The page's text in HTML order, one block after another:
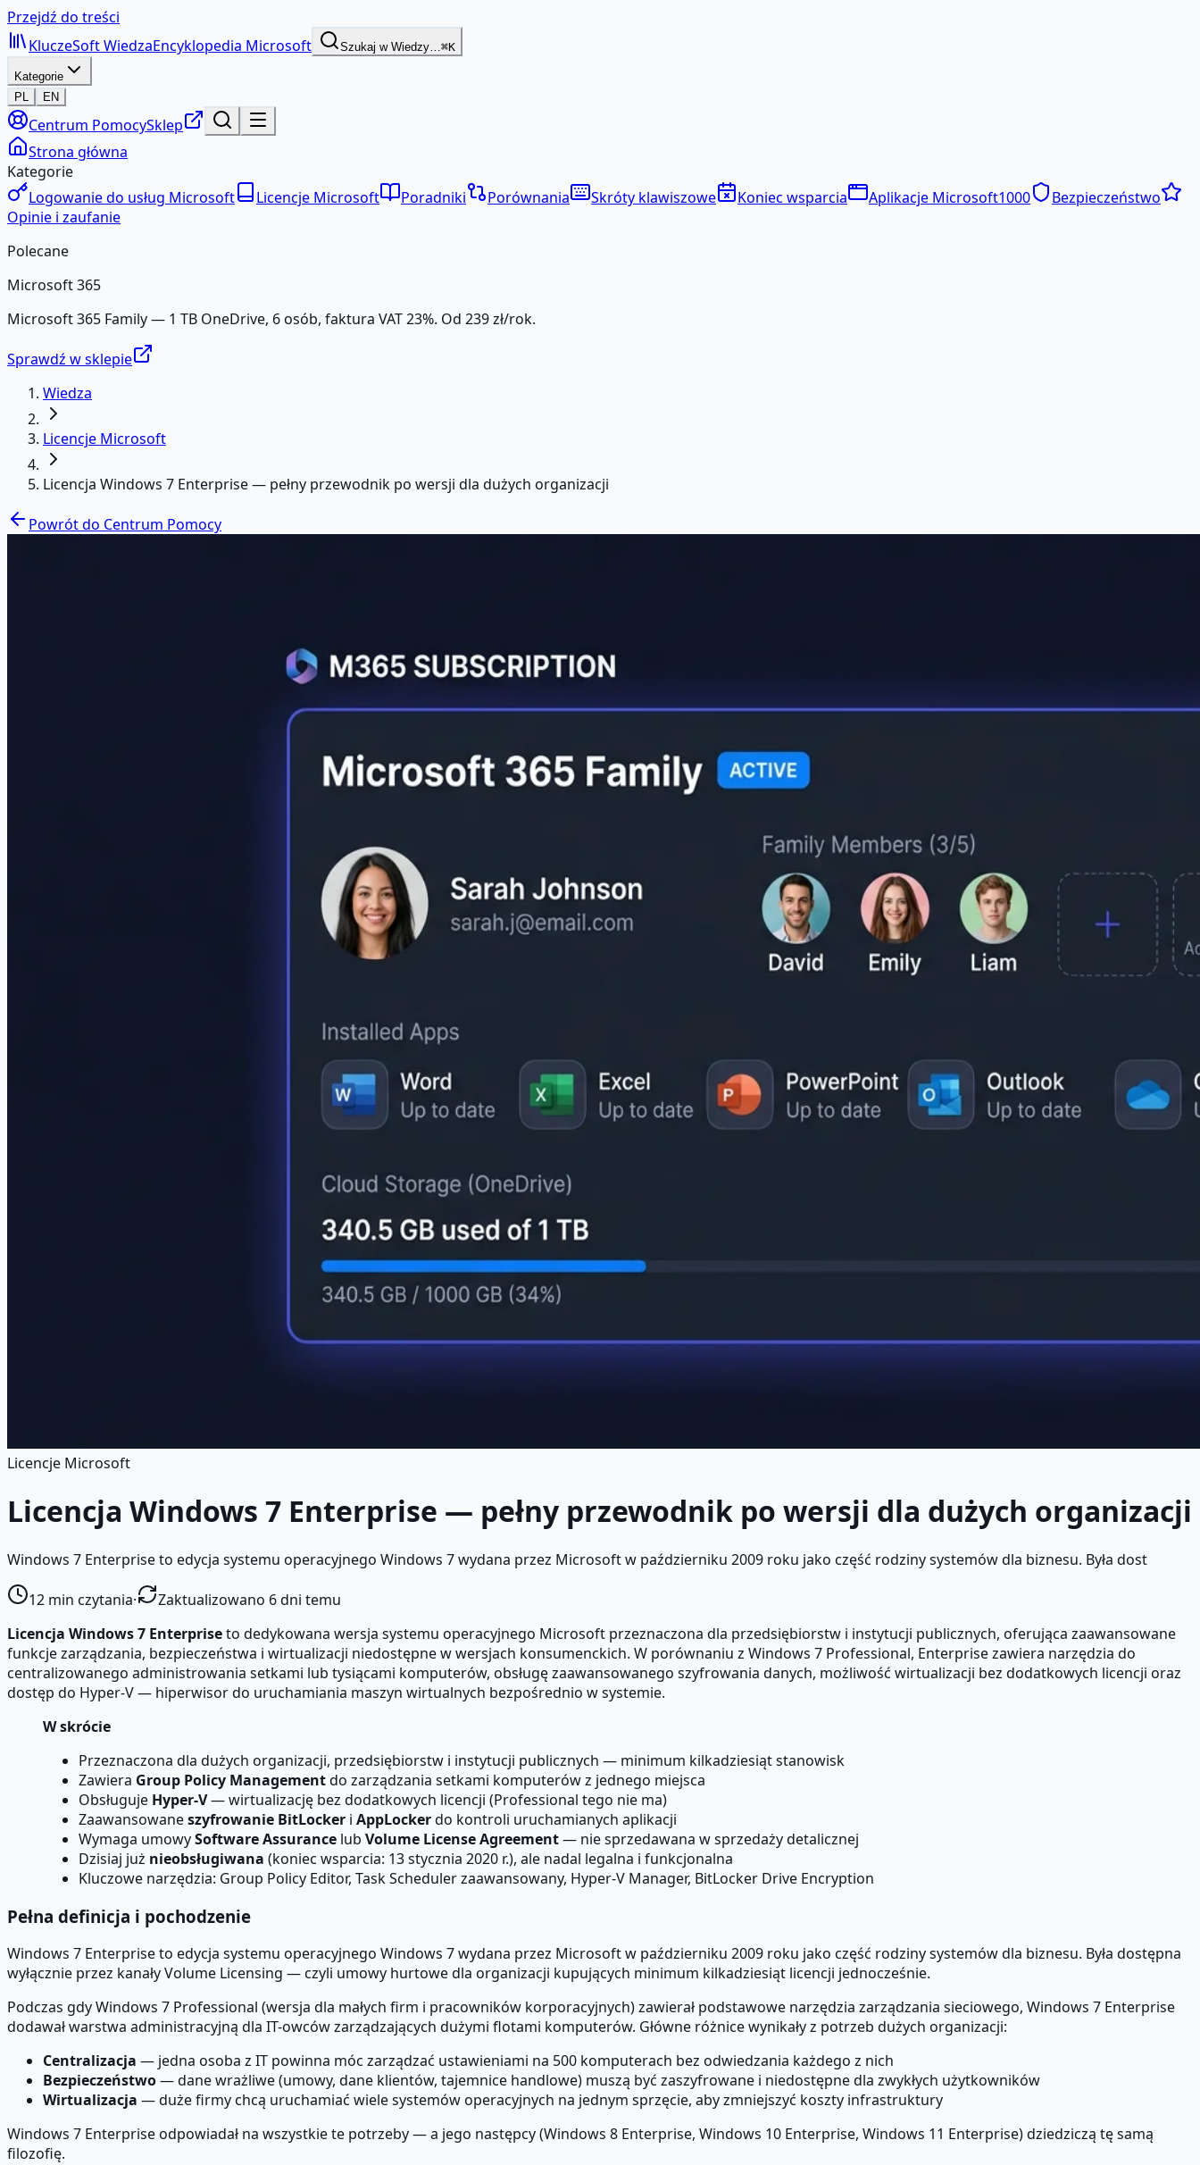
Przejdź do treści
KluczeSoftWiedzaEncyklopedia Microsoft Szukaj w Wiedzy…⌘K
Kategorie
PL
EN
Centrum PomocySklep
Strona główna
Kategorie
Logowanie do usług Microsoft
Licencje Microsoft Poradniki Porównania Skróty klawiszowe Koniec wsparcia Aplikacje Microsoft1000
Bezpieczeństwo
Opinie i zaufanie
Polecane
Microsoft 365
Microsoft 365 Family — 1 TB OneDrive, 6 osób, faktura VAT 23%. Od 239 zł/rok.
Sprawdź w sklepie
Wiedza
Licencje Microsoft
Licencja Windows 7 Enterprise — pełny przewodnik po wersji dla dużych organizacji
Powrót do Centrum Pomocy
Licencje Microsoft
Licencja Windows 7 Enterprise — pełny przewodnik po wersji dla dużych organizacji
Windows 7 Enterprise to edycja systemu operacyjnego Windows 7 wydana przez Microsoft w październiku 2009 roku jako część rodziny systemów dla biznesu. Była dost
12 min czytania·
Zaktualizowano 6 dni temu
Licencja Windows 7 Enterpriseto dedykowana wersja systemu operacyjnego Microsoft przeznaczona dla przedsiębiorstw i instytucji publicznych, oferująca zaawansowane
funkcje zarządzania, bezpieczeństwa i wirtualizacji niedostępne w wersjach konsumenckich. W porównaniu z Windows 7 Professional, Enterprise zawiera narzędzia do
centralizowanego administrowania setkami lub tysiącami komputerów, obsługę zaawansowanego szyfrowania danych, możliwość wirtualizacji bez dodatkowych licencji oraz
dostęp do Hyper-V — hiperwisor do uruchamiania maszyn wirtualnych bezpośrednio w systemie.
W skrócie
Przeznaczona dla dużych organizacji, przedsiębiorstw i instytucji publicznych — minimum kilkadziesiąt stanowisk
Zawiera Group Policy Managementdo zarządzania setkami komputerów z jednego miejsca
Obsługuje Hyper-V— wirtualizację bez dodatkowych licencji (Professional tego nie ma)
Zaawansowaneszyfrowanie BitLocker i AppLockerdo kontroli uruchamianych aplikacji
Wymaga umowySoftware Assurance lub Volume License Agreement— nie sprzedawana w sprzedaży detalicznej
Dzisiaj już nieobsługiwana (koniec wsparcia: 13 stycznia 2020 r.), ale nadal legalna i funkcjonalna
Kluczowe narzędzia: Group Policy Editor, Task Scheduler zaawansowany, Hyper-V Manager, BitLocker Drive Encryption
Pełna definicja i pochodzenie
Windows 7 Enterprise to edycja systemu operacyjnego Windows 7 wydana przez Microsoft w październiku 2009 roku jako część rodziny systemów dla biznesu. Była dostępna
wyłącznie przez kanały Volume Licensing — czyli umowy hurtowe dla organizacji kupujących minimum kilkadziesiąt licencji jednocześnie.
Podczas gdy Windows 7 Professional (wersja dla małych firm i pracowników korporacyjnych) zawierał podstawowe narzędzia zarządzania sieciowego, Windows 7 Enterprise
dodawał warstwa administracyjną dla IT-owców zarządzających dużymi flotami komputerów. Główne różnice wynikały z potrzeb dużych organizacji:
Centralizacja — jedna osoba z IT powinna móc zarządzać ustawieniami na 500 komputerach bez odwiedzania każdego z nich
Bezpieczeństwo— dane wrażliwe (umowy, dane klientów, tajemnice handlowe) muszą być zaszyfrowane i niedostępne dla zwykłych użytkowników
Wirtualizacja — duże firmy chcą uruchamiać wiele systemów operacyjnych na jednym sprzęcie, aby zmniejszyć koszty infrastruktury
Windows 7 Enterprise odpowiadał na wszystkie te potrzeby — a jego następcy (Windows 8 Enterprise, Windows 10 Enterprise, Windows 11 Enterprise) dziedziczą tę samą
filozofię.